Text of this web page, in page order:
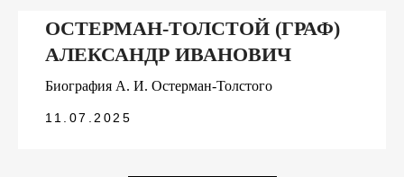
ОСТЕРМАН-ТОЛСТОЙ (ГРАФ)
АЛЕКСАНДР ИВАНОВИЧ
Биография А. И. Остерман-Толстого
11.07.2025